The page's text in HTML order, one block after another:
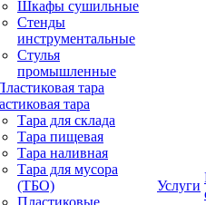
Шкафы сушильные
Стенды
инструментальные
Cтулья
промышленные
тара
Тара для склада
Тара пищевая
Тара наливная
Тара для мусора
(ТБО)
Пластиковые
Услуги